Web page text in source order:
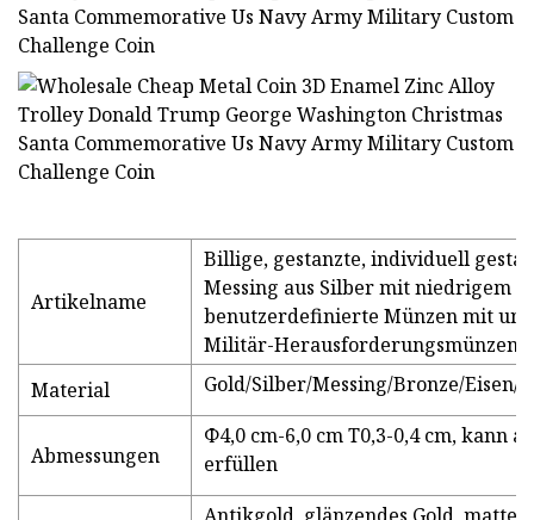
Artikelname
Billige, gestanzte, individuell
Messing aus Silber mit niedrigem
benutzerdefinierte Münzen mit
Militär-Herausforderungsmünzen
Material
Gold/Silber/Messing/Bronze/
Abmessungen
Φ4,0 cm-6,0 cm T0,3-0,4 cm, kann
erfüllen